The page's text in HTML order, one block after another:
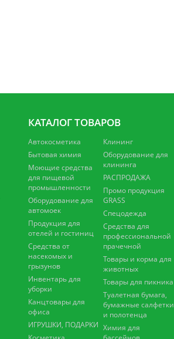
КАТАЛОГ ТОВАРОВ
Автокосметика
Бытовая химия
Моющие средства
для пищевой
промышленности
Оборудование для
автомоек
Продукция для
отелей и гостиниц
Средства от
насекомых и
грызунов
Инвентарь для
уборки
Канцтовары для
офиса
ИГРУШКИ, ПОДАРКИ
Клининг
Оборудование для
клининга
РАСПРОДАЖА
Промо продукция
GRASS
Спецодежда
Средства для
профессиональной
прачечной
Товары и корма для
животных
Товары для пикника
Туалетная бумага,
бумажные салфетки
и полотенца
Химия для